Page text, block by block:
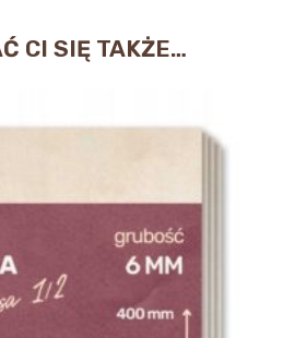
CI SIĘ TAKŻE…